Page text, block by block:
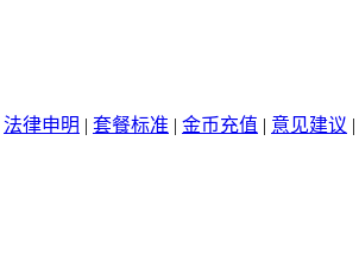
法律申明 | 套餐标准 | 金币充值 | 意见建议 |